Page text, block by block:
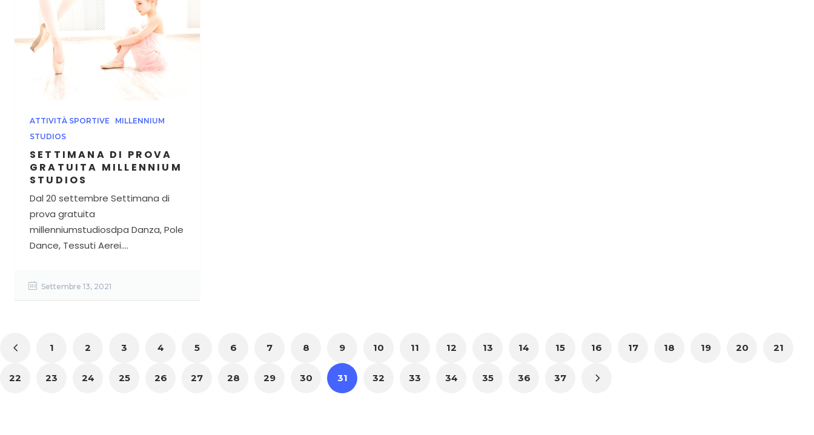
ATTIVITÀ SPORTIVE
MILLENNIUM
STUDIOS
SETTIMANA DI PROVA
GRATUITA MILLENNIUM
STUDIOS
Dal 20 settembre Settimana di
prova gratuita
millenniumstudiosdpa Danza, Pole
Dance, Tessuti Aerei....
Settembre 13, 2021
1 2 3 4 5 6 7 8 9 10 11 12 13 14 15 16 17 18 19 20 21
22 23 24 25 26 27 28 29 30 31 32 33 34 35 36 37